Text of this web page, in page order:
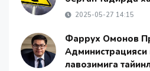
2025-05-27 14:15
Фаррух Омонов
лавозимига